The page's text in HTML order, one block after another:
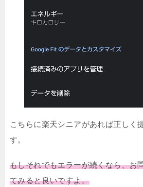
こちらに楽天シニアがあれば正しく
す。
もしそれでもエラーが続くなら、お
てみると良いですよ。